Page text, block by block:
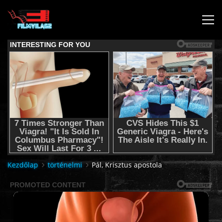
KEZDŐLAP
JOGI NYILATKOZAT,SEGÍTSÉG NYÚJTÁS,FELHASZNÁLÁSI
FELTÉTEL
AUDIO TRACK SWITCHING/HANGSÁV BEÁLLÍTÁSOK/
2K & 4K FILMEK
FILMEK (2026-OS)
Kezdőlap történelmi Pál, Krisztus apostola